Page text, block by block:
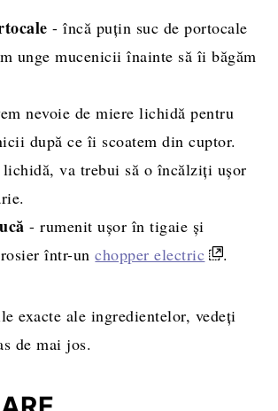
- încă puțin suc de portocale
unge mucenicii înainte să îi băgăm
nevoie de miere lichidă pentru
după ce îi scoatem din cuptor.
lichidă, va trebui să o încălziți ușor
- rumenit ușor în tigaie și
într-unchopper electric .
exacte ale ingredientelor, vedeți
de mai jos.